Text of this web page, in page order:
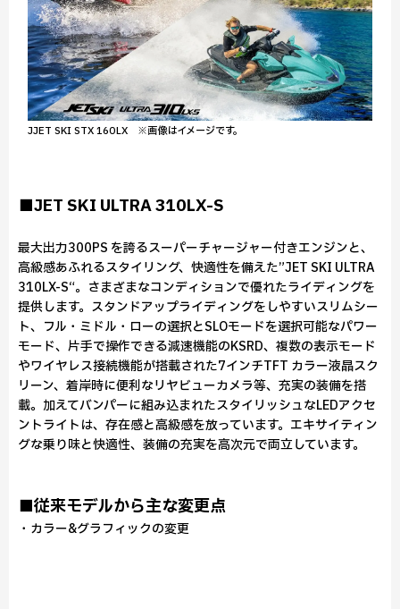
JJET SKI STX 160LX ※画像はイメージです。
■JET SKI ULTRA 310LX-S
最大出力300PS を誇るスーパーチャージャー付きエンジンと、
高級感あふれるスタイリング、快適性を備えた”JET SKI ULTRA
310LX-S“。さまざまなコンディションで優れたライディングを
提供します。スタンドアップライディングをしやすいスリムシー
ト、フル・ミドル・ローの選択とSLOモードを選択可能なパワー
モード、片手で操作できる減速機能のKSRD、複数の表示モード
やワイヤレス接続機能が搭載された7インチTFT カラー液晶スク
リーン、着岸時に便利なリヤビューカメラ等、充実の装備を搭
載。加えてバンパーに組み込まれたスタイリッシュなLEDアクセ
ントライトは、存在感と高級感を放っています。エキサイティン
グな乗り味と快適性、装備の充実を高次元で両立しています。
■従来モデルから主な変更点
・カラー&グラフィックの変更